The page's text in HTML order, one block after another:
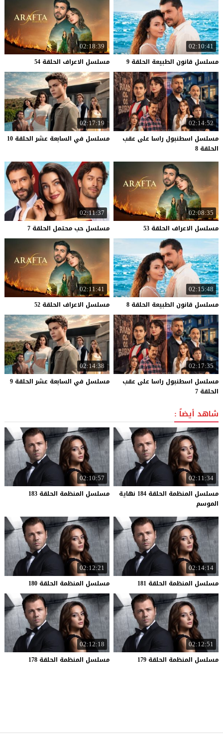
02:10:41
مسلسل قانون الطبيعة الحلقة 9
02:18:39
مسلسل الاعراف الحلقة 54
02:14:52
مسلسل اسطنبول راسا على عقب
الحلقة 8
02:17:19
مسلسل في السابعة عشر الحلقة 10
02:08:35
مسلسل الاعراف الحلقة 53
02:11:37
مسلسل حب محتمل الحلقة 7
02:15:48
مسلسل قانون الطبيعة الحلقة 8
02:11:41
مسلسل الاعراف الحلقة 52
02:17:35
مسلسل اسطنبول راسا على عقب
الحلقة 7
02:14:38
مسلسل في السابعة عشر الحلقة 9
شاهد أيضاً :
02:11:34
مسلسل المنظمة الحلقة 184 نهاية
الموسم
02:10:57
مسلسل المنظمة الحلقة 183
02:14:14
مسلسل المنظمة الحلقة 181
02:12:21
مسلسل المنظمة الحلقة 180
02:12:51
مسلسل المنظمة الحلقة 179
02:12:18
مسلسل المنظمة الحلقة 178